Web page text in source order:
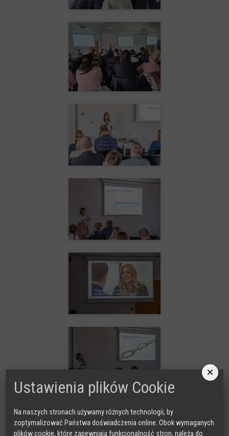
×
Ustawienia plików Cookie
Na naszych stronach używamy różnych technologii, by
zoptymalizować Państwa doświadczenia online. Obok wymaganych
plików cookie, które zapewniają funkcjonalność stron, należą do